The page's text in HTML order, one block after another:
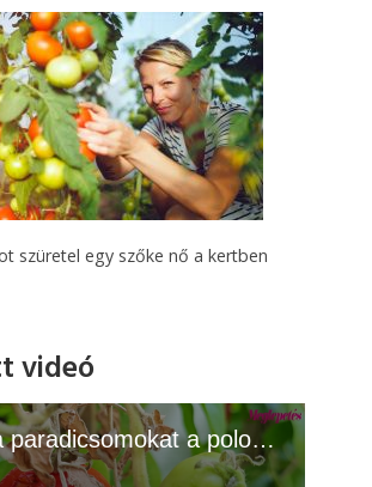
szüretel egy szőke nő a kertben
videó
Védd a paradicsomokat a poloskáktól: 4 természetes módszer